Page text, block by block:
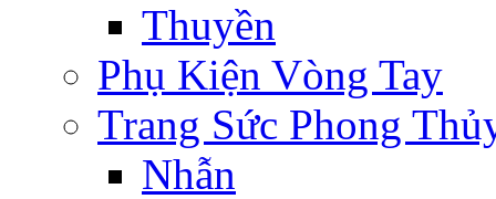
Thuyền
Phụ Kiện Vòng Tay
Trang Sức Phong
Nhẫn